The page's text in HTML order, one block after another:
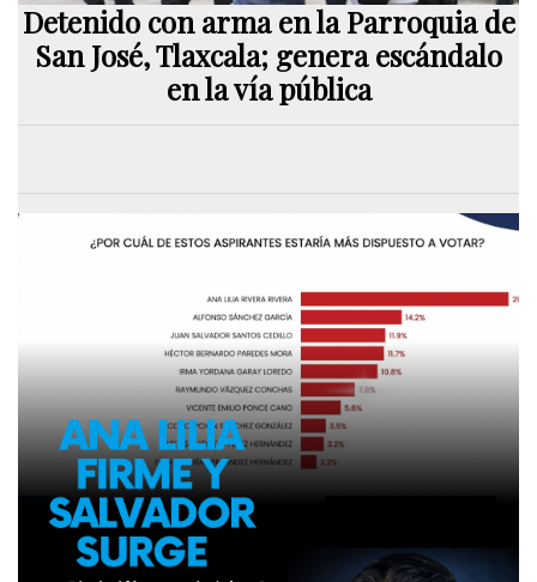
Detenido con arma en la Parroquia de
San José, Tlaxcala; genera escándalo
en la vía pública